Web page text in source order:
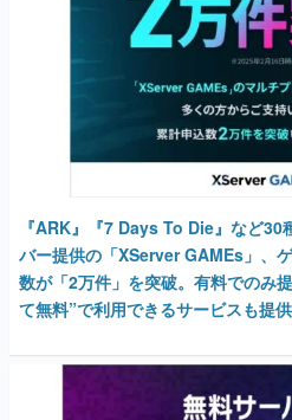
『ARK』『7 Days To Die』など
バー提供の「XServer GAMEs」、
数が「2万件」を突破。有料でのみ
て無料”で利用できるサービスも提